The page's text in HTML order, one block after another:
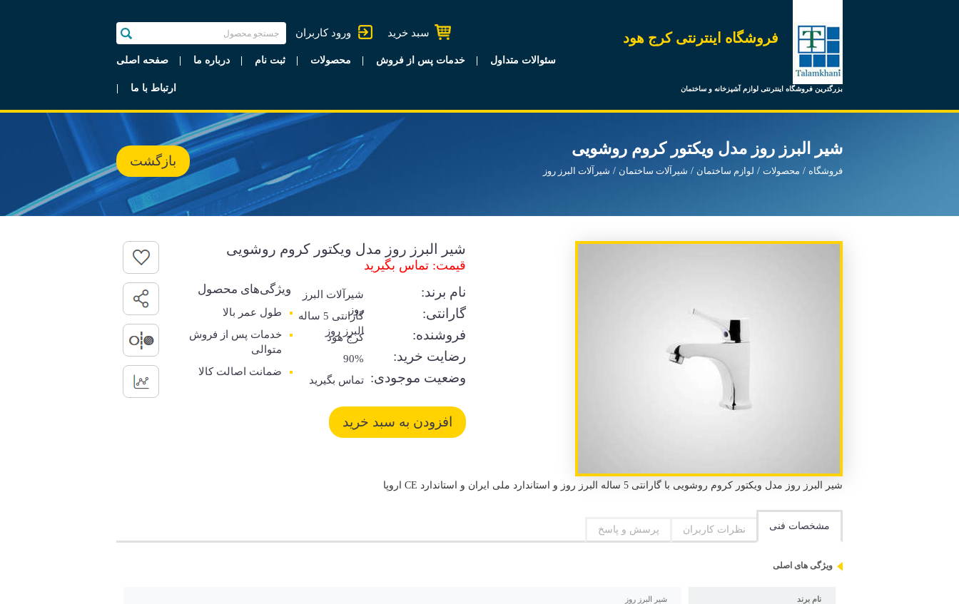
فروشگاه اینترنتی کرج هود
بزرگترین فروشگاه اینترنتی لوازم آشپزخانه و ساختمان
ورود کاربران سبد خرید
صفحه اصلی درباره ما ثبت نام محصولات خدمات پس از فروش سئوالات متداول
ارتباط با ما
شیر البرز روز مدل ویکتور کروم روشویی
فروشگاه محصولات لوازم ساختمان شیرآلات ساختمان شیرآلات البرز روز
بازگشت
شیر البرز روز مدل ویکتور کروم روشویی
قیمت: تماس بگیرید
نام برند:
شیرآلات البرز
روز
گارانتی:
گارانتی 5 ساله
البرز روز
فروشنده: کرج هود
رضایت خرید: 90%
وضعیت موجودی: تماس بگیرید
ویژگی‌های محصول
طول عمر بالا
خدمات پس از فروش
متوالی
ضمانت اصالت کالا
شیر البرز روز مدل ویکتور کروم روشویی با گارانتی 5 ساله البرز روز و استاندارد ملی ایران و استاندارد CE اروپا
مشخصات فنی نظرات کاربران پرسش و پاسخ
ویژگی های اصلی
نام برند شیر البرز روز